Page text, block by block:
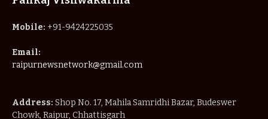
Mobile: +91-9424225035
Email:
raipurnewsnetwork@gmail.com
Address: Shop No. 17, Mahila Samridhi Bazar, Budeswer
Chowk, Raipur, Chhattisgarh